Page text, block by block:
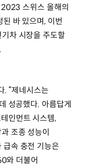
스위스 올해의
바 있으며, 이번
기차 시장을 주도할
. “제네시스는
성공했다. 아름답게
인먼트 시스템,
조종 성능이
속 충전 기능은
와 더불어